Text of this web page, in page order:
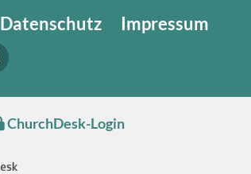
Datenschutz Impressum
ChurchDesk-Login